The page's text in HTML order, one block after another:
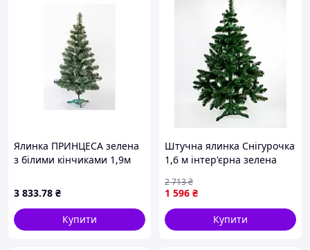
Ялинка ПРИНЦЕСА зелена
з білими кінчиками 1,9м
3 833.78 ₴
Купити
Штучна ялинка Снігурочка
1,6 м інтер'єрна зелена
1 596 ₴
2 713₴
Купити